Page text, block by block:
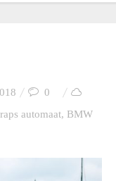
0
automaat, BMW